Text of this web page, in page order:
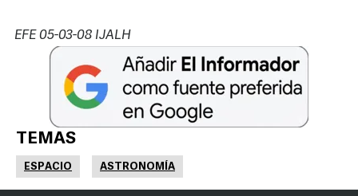
EFE 05-03-08 IJALH
TEMAS
ESPACIO ASTRONOMÍA